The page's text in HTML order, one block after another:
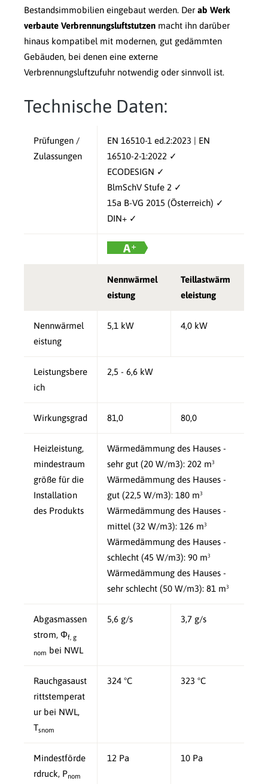
Bestandsimmobilien eingebaut werden. Der ab Werk
verbaute Verbrennungsluftstutzen macht ihn darüber
hinaus kompatibel mit modernen, gut gedämmten
Gebäuden, bei denen eine externe
Verbrennungsluftzufuhr notwendig oder sinnvoll ist.
Technische Daten:
Prüfungen /
Zulassungen
EN 16510-1 ed.2:2023 | EN
16510-2-1:2022 ✓
ECODESIGN ✓
BlmSchV Stufe 2 ✓
15a B-VG 2015 (Österreich) ✓
DIN+ ✓
Nennwärmel
eistung
Teillastwärm
eleistung
Nennwärmel
eistung
5,1 kW 4,0 kW
Leistungsbere
ich
2,5 - 6,6 kW
Wirkungsgrad 81,0 80,0
Heizleistung,
mindestraum
größe für die
Installation
des Produkts
Wärmedämmung des Hauses -
sehr gut (20 W/m3): 202 m³
Wärmedämmung des Hauses -
gut (22,5 W/m3): 180 m³
Wärmedämmung des Hauses -
mittel (32 W/m3): 126 m³
Wärmedämmung des Hauses -
schlecht (45 W/m3): 90 m³
Wärmedämmung des Hauses -
sehr schlecht (50 W/m3): 81 m³
Abgasmassen
strom, Φf, g
nom bei NWL
5,6 g/s 3,7 g/s
Rauchgasaust
rittstemperat
ur bei NWL,
Tsnom
324 °C 323 °C
Mindestförde
rdruck, Pnom
12 Pa 10 Pa